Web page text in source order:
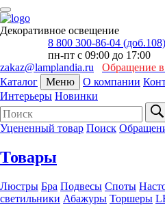
Декоративное освещение
8 800 300-86-04 (доб.108)
пн-пт с 09:00 до 17:00
zakaz@lamplandia.ru
Обращение в
Каталог
Меню О компании
Интерьеры Новинки
Уцененный товар Поиск
Товары
Люстры Бра Подвесы Споты
светильники Абажуры Торшеры